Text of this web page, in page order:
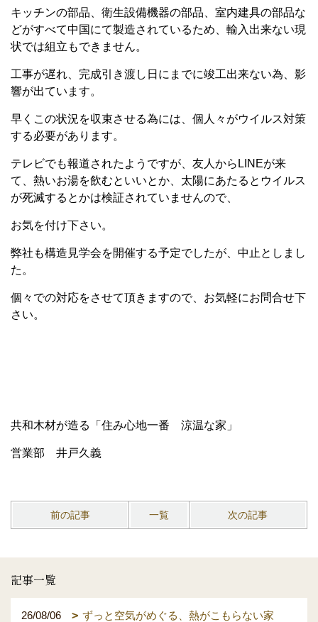
キッチンの部品、衛生設備機器の部品、室内建具の部品な
どがすべて中国にて製造されているため、輸入出来ない現
状では組立もできません。
工事が遅れ、完成引き渡し日にまでに竣工出来ない為、影
響が出ています。
早くこの状況を収束させる為には、個人々がウイルス対策
する必要があります。
テレビでも報道されたようですが、友人からLINEが来
て、熱いお湯を飲むといいとか、太陽にあたるとウイルス
が死滅するとかは検証されていませんので、
お気を付け下さい。
弊社も構造見学会を開催する予定でしたが、中止としまし
た。
個々での対応をさせて頂きますので、お気軽にお問合せ下
さい。
共和木材が造る「住み心地一番 涼温な家」
営業部 井戸久義
前の記事 一覧 次の記事
記事一覧
26/08/06 ずっと空気がめぐる、熱がこもらない家